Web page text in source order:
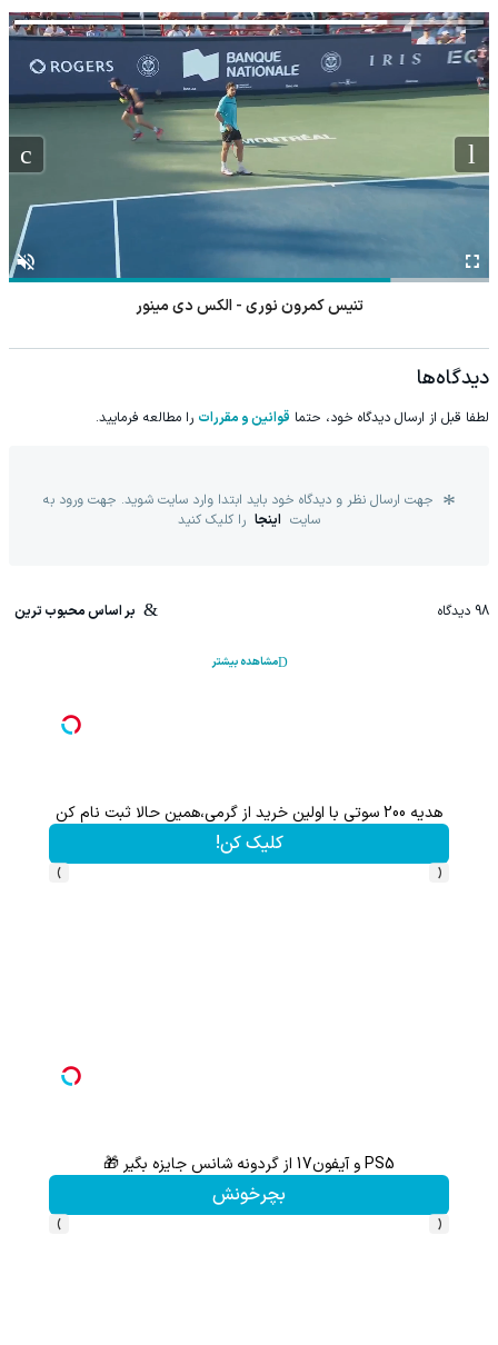
تنیس کمرون نوری - الکس دی مینور
دیدگاه‌ها
لطفا قبل از ارسال دیدگاه خود، حتما قوانین و مقررات را مطالعه فرمایید.
جهت ارسال نظر و دیدگاه خود باید ابتدا وارد سایت شوید. جهت ورود به
سایت اینجا را کلیک کنید
98 دیدگاه بر اساس محبوب ترین
مشاهده بیشتر
با خرید اول از گرمی 200 سوت نقره هدیه بگیر
کلیک کن!
‹
›
از آیفون 17 تا پلی استیشن 5 جایزه ببر 🎮😍📱 | بازی کن ، گردونه بچرخون
بچرخونش
‹
›